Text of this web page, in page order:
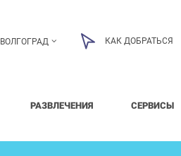
ВОЛГОГРАД КАК ДОБРАТЬСЯ
РАЗВЛЕЧЕНИЯ СЕРВИСЫ